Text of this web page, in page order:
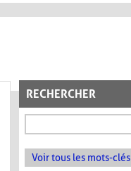
RECHERCHER
Voir tous les mots-clés